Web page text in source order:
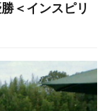
＜インスピリ